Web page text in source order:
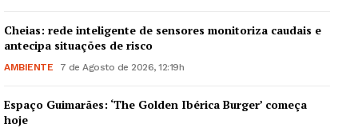
Cheias: rede inteligente de sensores monitoriza caudais e
antecipa situações de risco
AMBIENTE 7 de Agosto de 2026, 12:19h
Espaço Guimarães: ‘The Golden Ibérica Burger’ começa
hoje